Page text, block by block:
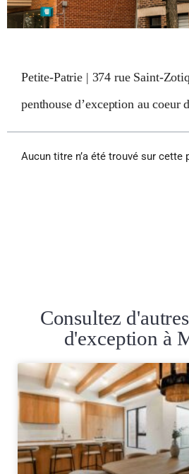
Petite-Patrie | 374 rue Saint-
penthouse d’exception au coeur
Aucun titre n’a été trouvé sur cette
Consultez
d'exception à